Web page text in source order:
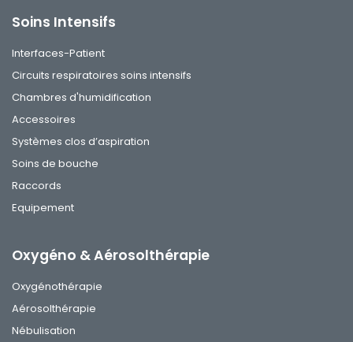
Soins Intensifs
Interfaces-Patient
Circuits respiratoires soins intensifs
Chambres d'humidification
Accessoires
Systèmes clos d’aspiration
Soins de bouche
Raccords
Equipement
Oxygéno & Aérosolthérapie
Oxygénothérapie
Aérosolthérapie
Nébulisation